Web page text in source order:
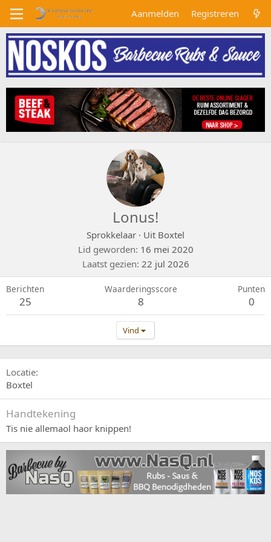
Aanmelden Registreren
Lonus!
Sprokkelaar · Uit Boxtel
Lid geworden 16 mei 2020
Laatst gezien 22 jul 2026
Berichten
25
Waarderingsscore
8
Punten
0
Vind
Locatie
Boxtel
Handtekening
Tis nie allemaol haor knippen!